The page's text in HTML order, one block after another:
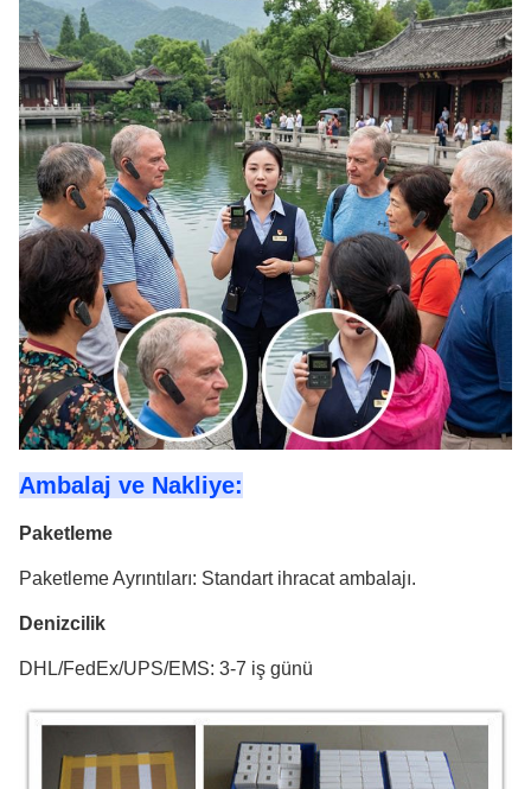
Ambalaj ve Nakliye:
Paketleme
Paketleme Ayrıntıları: Standart ihracat ambalajı.
Denizcilik
DHL/FedEx/UPS/EMS: 3-7 iş günü